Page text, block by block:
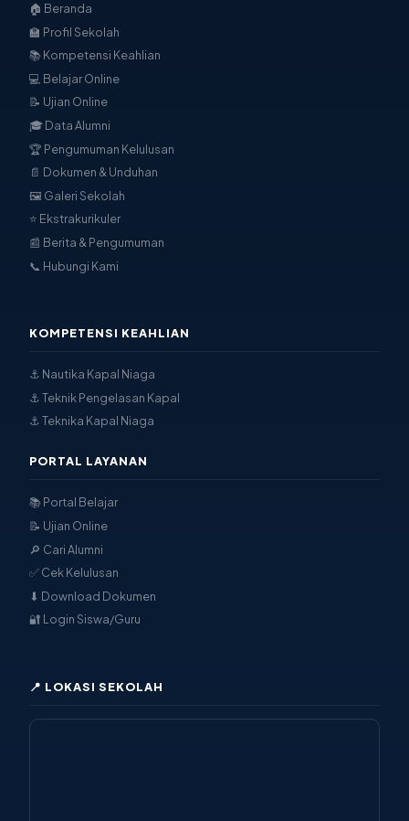
🏠 Beranda
🏫 Profil Sekolah
📚 Kompetensi Keahlian
💻 Belajar Online
📝 Ujian Online
🎓 Data Alumni
🏆 Pengumuman Kelulusan
📄 Dokumen & Unduhan
🖼 Galeri Sekolah
⭐ Ekstrakurikuler
📰 Berita & Pengumuman
📞 Hubungi Kami
KOMPETENSI KEAHLIAN
⚓ Nautika Kapal Niaga
⚓ Teknik Pengelasan Kapal
⚓ Teknika Kapal Niaga
PORTAL LAYANAN
📚 Portal Belajar
📝 Ujian Online
🔎 Cari Alumni
✅ Cek Kelulusan
⬇ Download Dokumen
🔐 Login Siswa/Guru
📍 LOKASI SEKOLAH